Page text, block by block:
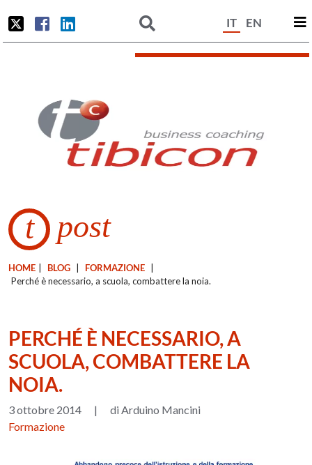
IT EN
t post
HOME BLOG FORMAZIONE
Perché è necessario, a scuola, combattere la noia.
PERCHÉ È NECESSARIO, A
SCUOLA, COMBATTERE LA
NOIA.
3 ottobre 2014 |
di Arduino Mancini
Formazione